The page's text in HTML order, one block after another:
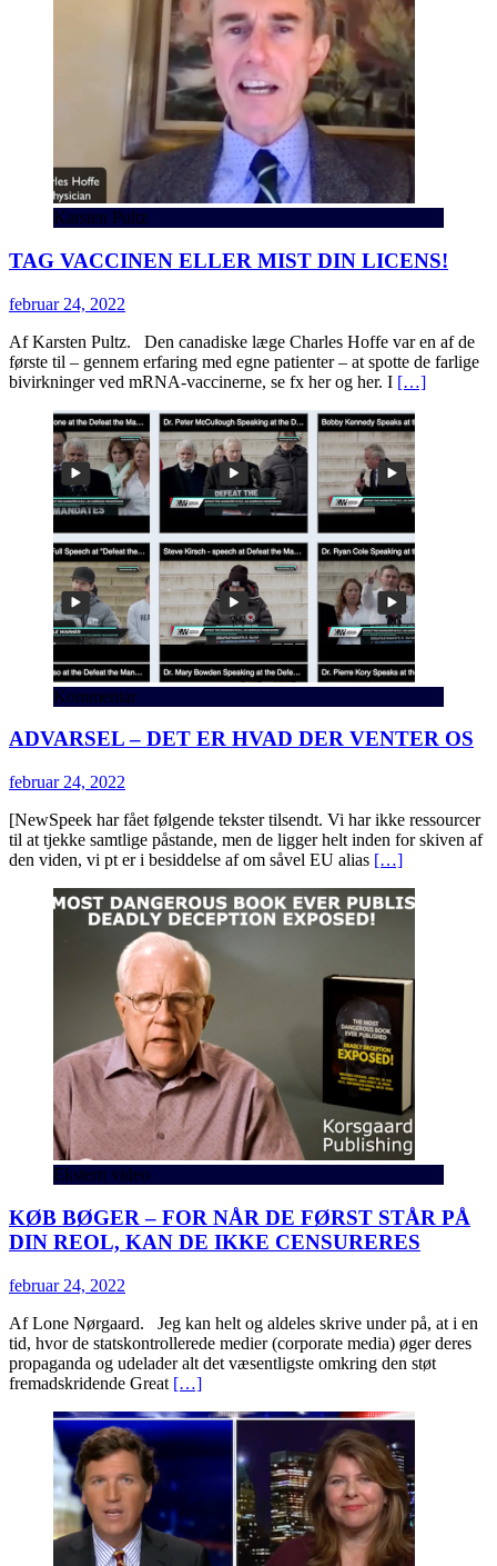
Karsten Pultz
TAG VACCINEN ELLER MIST DIN LICENS!
februar 24, 2022
Af Karsten Pultz. Den canadiske læge Charles Hoffe var en af de
første til – gennem erfaring med egne patienter – at spotte de farlige
bivirkninger ved mRNA-vaccinerne, se fx her og her. I […]
Kommentar
ADVARSEL – DET ER HVAD DER VENTER OS
februar 24, 2022
[NewSpeek har fået følgende tekster tilsendt. Vi har ikke ressourcer
til at tjekke samtlige påstande, men de ligger helt inden for skiven af
den viden, vi pt er i besiddelse af om såvel EU alias […]
Ekstern video
KØB BØGER – FOR NÅR DE FØRST STÅR PÅ
DIN REOL, KAN DE IKKE CENSURERES
februar 24, 2022
Af Lone Nørgaard. Jeg kan helt og aldeles skrive under på, at i en
tid, hvor de statskontrollerede medier (corporate media) øger deres
propaganda og udelader alt det væsentligste omkring den støt
fremadskridende Great […]